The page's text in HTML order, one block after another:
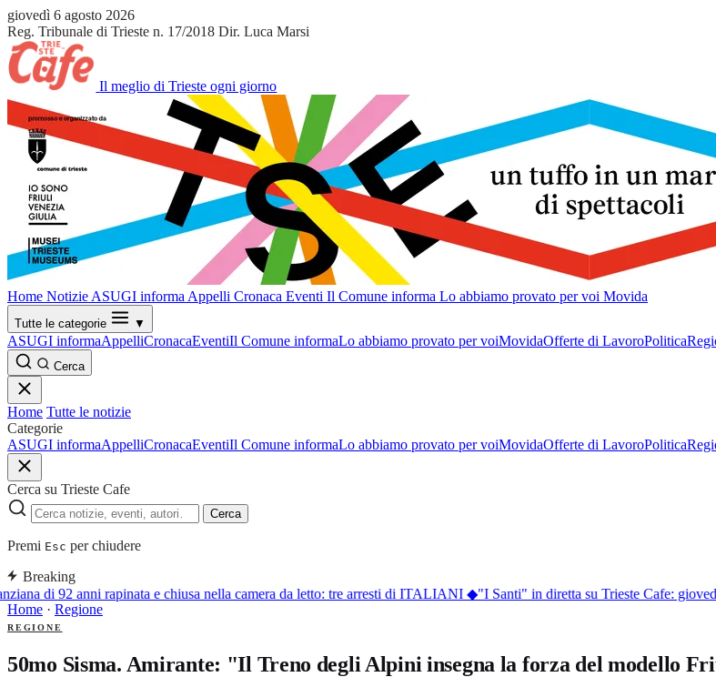
giovedì 6 agosto 2026
Reg. Tribunale di Trieste n. 17/2018 Dir. Luca Marsi
Il meglio di Trieste ogni giorno
Home Notizie ASUGI informa Appelli Cronaca Eventi Il Comune informa Lo abbiamo provato per voi Movida
Tutte le categorie ▼
ASUGI informaAppelliCronacaEventiIl Comune informaLo abbiamo provato per voiMovidaOfferte di LavoroPolitica
Cerca
Home Tutte le notizie
Categorie
ASUGI informaAppelliCronacaEventiIl Comune informaLo abbiamo provato per voiMovidaOfferte di LavoroPolitica
Cerca su Trieste Cafe
Cerca
Premi Esc per chiudere
Breaking
di 92 anni rapinata e chiusa nella camera da letto: tre arresti di ITALIANI◆ "I Santi" in diretta su Trieste Cafe:
Home · Regione
REGIONE
50mo Sisma. Amirante: "Il Treno degli Alpini insegna la forza del modello